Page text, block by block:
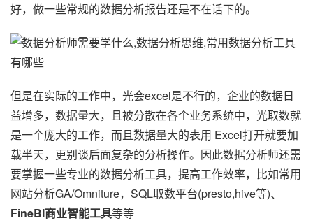
好，做一些常规的数据分析报告还是不在话下的。
但是在实际的工作中，光会excel是不行的，企业的数据日
益增多，数据量大，且被分散在各个业务系统中，光取数就
是一个庞大的工作，而且数据量大的表用 Excel打开就要加
载半天，更别谈后面复杂的分析操作。因此数据分析师还需
要掌握一些专业的数据分析工具，提高工作效率，比如常用
网站分析GA/Omniture，SQL取数平台(presto,hive等)、
FineBI商业智能工具等等